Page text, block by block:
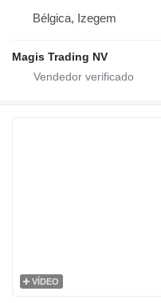
Bélgica, Izegem
Magis Trading NV
VÍDEO